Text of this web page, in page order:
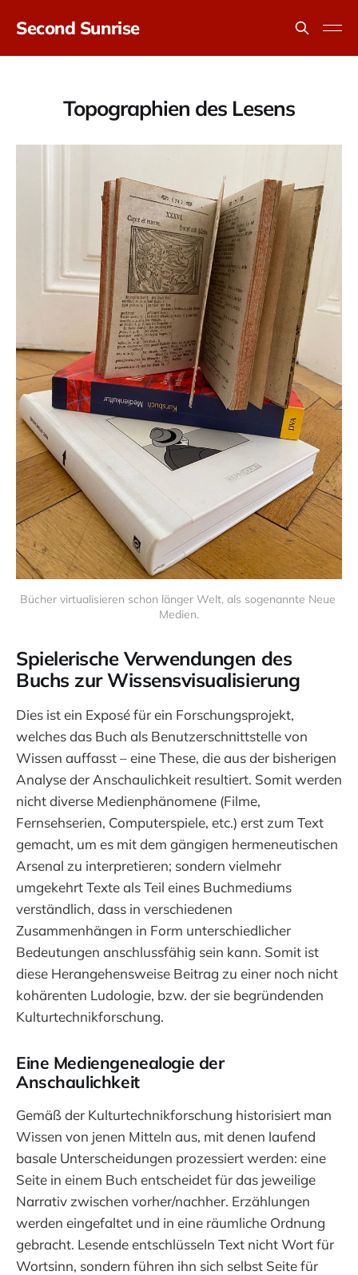
Second Sunrise
Topographien des Lesens
Bücher virtualisieren schon länger Welt, als sogenannte Neue
Medien.
Spielerische Verwendungen des
Buchs zur Wissensvisualisierung
Dies ist ein Exposé für ein Forschungsprojekt,
welches das Buch als Benutzerschnittstelle von
Wissen auffasst – eine These, die aus der bisherigen
Analyse der Anschaulichkeit resultiert. Somit werden
nicht diverse Medienphänomene (Filme,
Fernsehserien, Computerspiele, etc.) erst zum Text
gemacht, um es mit dem gängigen hermeneutischen
Arsenal zu interpretieren; sondern vielmehr
umgekehrt Texte als Teil eines Buchmediums
verständlich, dass in verschiedenen
Zusammenhängen in Form unterschiedlicher
Bedeutungen anschlussfähig sein kann. Somit ist
diese Herangehensweise Beitrag zu einer noch nicht
kohärenten Ludologie, bzw. der sie begründenden
Kulturtechnikforschung.
Eine Mediengenealogie der
Anschaulichkeit
Gemäß der Kulturtechnikforschung historisiert man
Wissen von jenen Mitteln aus, mit denen laufend
basale Unterscheidungen prozessiert werden: eine
Seite in einem Buch entscheidet für das jeweilige
Narrativ zwischen vorher/nachher. Erzählungen
werden eingefaltet und in eine räumliche Ordnung
gebracht. Lesende entschlüsseln Text nicht Wort für
Wortsinn, sondern führen ihn sich selbst Seite für